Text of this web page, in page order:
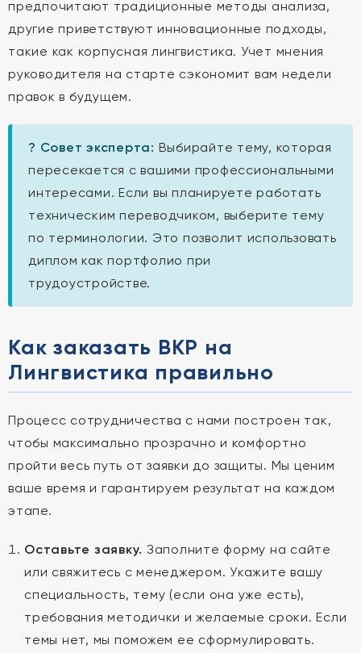
предпочитают традиционные методы анализа,
другие приветствуют инновационные подходы,
такие как корпусная лингвистика. Учет мнения
руководителя на старте сэкономит вам недели
правок в будущем.
? Совет эксперта: Выбирайте тему, которая
пересекается с вашими профессиональными
интересами. Если вы планируете работать
техническим переводчиком, выберите тему
по терминологии. Это позволит использовать
диплом как портфолио при
трудоустройстве.
Как заказать ВКР на
Лингвистика правильно
Процесс сотрудничества с нами построен так,
чтобы максимально прозрачно и комфортно
пройти весь путь от заявки до защиты. Мы ценим
ваше время и гарантируем результат на каждом
этапе.
Оставьте заявку. Заполните форму на сайте
или свяжитесь с менеджером. Укажите вашу
специальность, тему (если она уже есть),
требования методички и желаемые сроки. Если
темы нет, мы поможем ее сформулировать.